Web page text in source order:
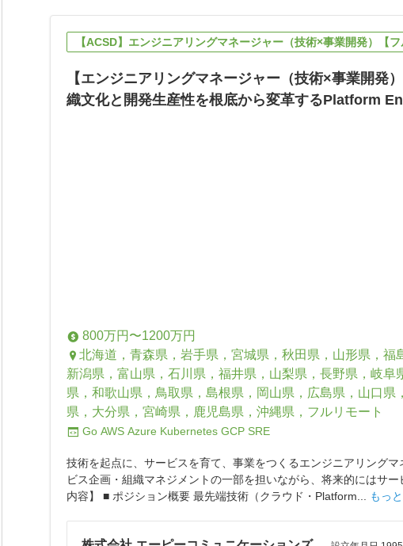
【ACSD】エンジニアリングマネージャー（技術×事業開発）【フ
【エンジニアリングマネージャー（技術×事業開
織文化と開発生産性を根底から変革するPlatform
800万円〜1200万円
北海道，青森県，岩手県，宮城県，秋田県，山形県，
新潟県，富山県，石川県，福井県，山梨県，長野県，岐
県，和歌山県，鳥取県，島根県，岡山県，広島県，山口
県，大分県，宮崎県，鹿児島県，沖縄県，フルリモート
Go AWS Azure Kubernetes GCP SRE
技術を起点に、サービスを育て、事業をつくるエンジニアリング
ビス企画・組織マネジメントの一部を担いながら、将来的にはサ
内容】 ■ ポジション概要 最先端技術（クラウド・Platform...
もっ